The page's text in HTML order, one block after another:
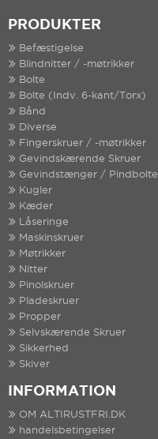
PRODUKTER
Befæstigelse
Blindnitter / -møtrikker
Bolte
Bolte (Indv. 6-kant/Torx)
Bånd
Diverse
Fingerskruer / -møtrikker
Gevindskærende Skruer
Gevindstænger / Pindbolte
Kugler
Kæder
Låseringe
Maskinskruer
Møtrikker
Nitter
Pinolskruer
Pladeskruer
Propper
Selvskærende Skruer
Sikkerhed
Skiver
INFORMATION
OM ALTIRUSTFRI.DK
handelsbetingelser